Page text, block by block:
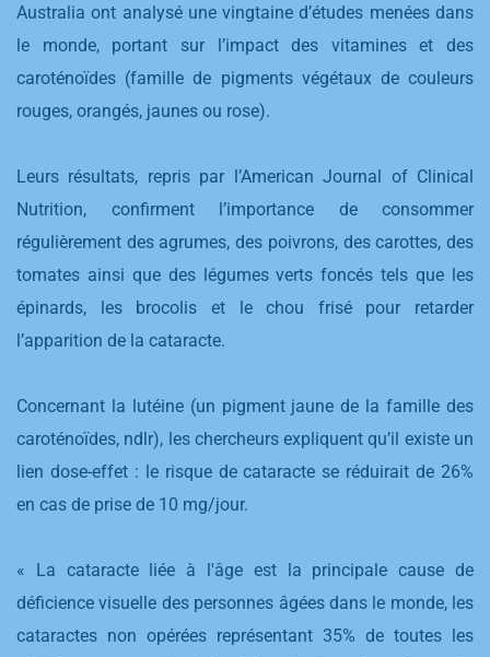
Australia ont analysé une vingtaine d’études menées dans
le monde, portant sur l’impact des vitamines et des
caroténoïdes (famille de pigments végétaux de couleurs
rouges, orangés, jaunes ou rose).
Leurs résultats, repris par l’American Journal of Clinical
Nutrition, confirment l’importance de consommer
régulièrement des agrumes, des poivrons, des carottes, des
tomates ainsi que des légumes verts foncés tels que les
épinards, les brocolis et le chou frisé pour retarder
l’apparition de la cataracte.
Concernant la lutéine (un pigment jaune de la famille des
caroténoïdes, ndlr), les chercheurs expliquent qu’il existe un
lien dose-effet : le risque de cataracte se réduirait de 26%
en cas de prise de 10 mg/jour.
« La cataracte liée à l'âge est la principale cause de
déficience visuelle des personnes âgées dans le monde, les
cataractes non opérées représentant 35% de toutes les